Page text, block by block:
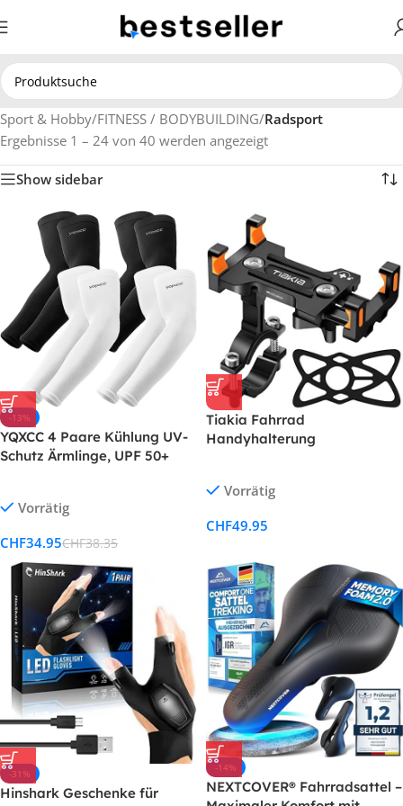
Sport & Hobby/FITNESS / BODYBUILDING/Radsport
Ergebnisse 1 – 24 von 40 werden angezeigt
Show sidebar
-13%
YQXCC 4 Paare Kühlung UV-
Schutz Ärmlinge, UPF 50+
Radfahren
Vorrätig
CHF34.95CHF38.35
Tiakia Fahrrad
Handyhalterung
Vorrätig
CHF49.95
-31%
Hinshark Geschenke für
-14%
NEXTCOVER® Fahrradsattel –